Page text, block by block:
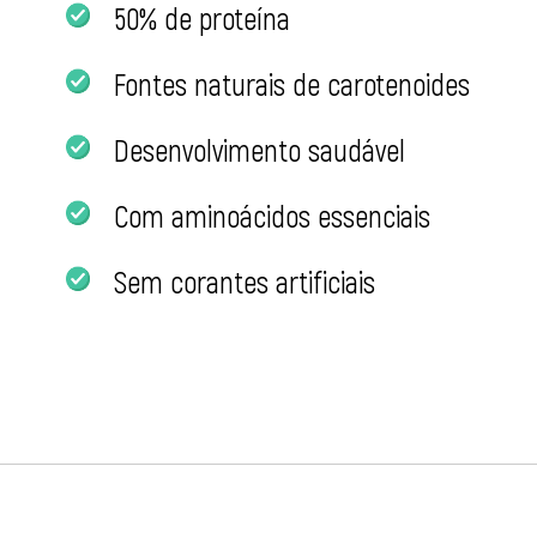
50% de proteí­na
Fontes naturais de carotenoides
Desenvolvimento saudável
Com aminoácidos essenciais
Sem corantes artificiais